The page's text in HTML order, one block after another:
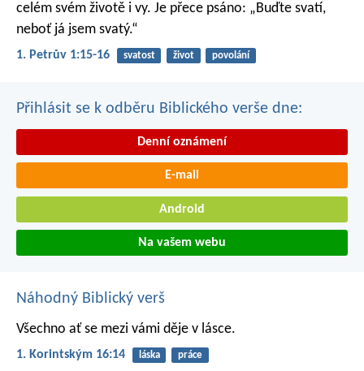
celém svém životě i vy. Je přece psáno: „Buďte svatí,
neboť já jsem svatý.“
1. Petrův 1:15-16 svatost život povolání
Přihlásit se k odběru Biblického verše dne:
Denní oznámení
E-mail
Android
Na vašem webu
Náhodný Biblický verš
Všechno ať se mezi vámi děje v lásce.
1. Korintským 16:14 láska práce